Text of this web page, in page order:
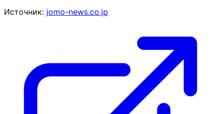
Источник: jomo-news.co.jp